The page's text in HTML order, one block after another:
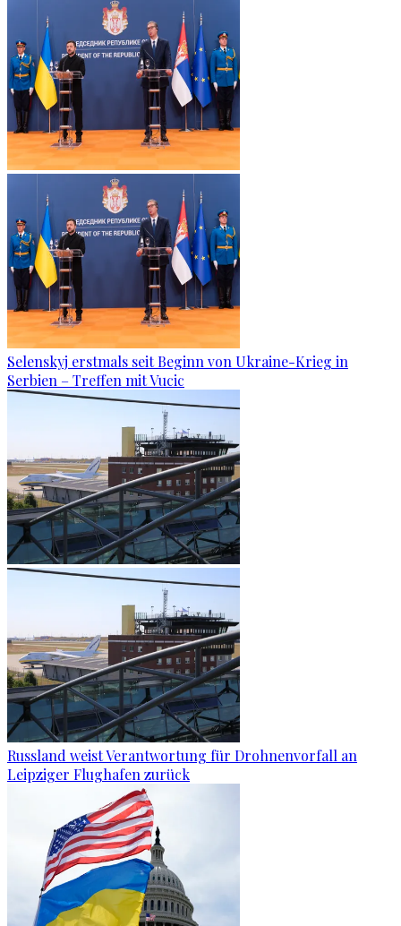
Selenskyj erstmals seit Beginn von Ukraine-Krieg in
Serbien – Treffen mit Vucic
Russland weist Verantwortung für Drohnenvorfall an
Leipziger Flughafen zurück